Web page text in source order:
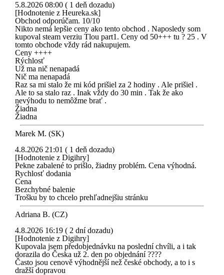
5.8.2026 08:00 ( 1 deň dozadu)
[Hodnotenie z Heureka.sk]
Obchod odporúčam. 10/10
Nikto nemá lepšie ceny ako tento obchod . Naposledy som
kupoval steam verziu Tlou part1. Ceny od 50+++ tu ? 25 . V
tomto obchode vždy rád nakupujem.
Ceny ++++
Rýchlosť
Už ma nič nenapadá
Nič ma nenapadá
Raz sa mi stalo že mi kód prišiel za 2 hodiny . Ale prišiel .
Ale to sa stalo raz . Inak vždy do 30 min . Tak že ako
nevýhodu to nemôžme brať .
Žiadna
Žiadna
Marek M. (SK)
4.8.2026 21:01 ( 1 deň dozadu)
[Hodnotenie z Digihry]
Pekne zabalené to prišlo, žiadny problém. Cena výhodná.
Rychlosť dodania
Cena
Bezchybné balenie
Trošku by to chcelo prehľadnejšiu stránku
Adriana B. (CZ)
4.8.2026 16:19 ( 2 dní dozadu)
[Hodnotenie z Digihry]
Kupovala jsem předobjednávku na poslední chvíli, a i tak
dorazila do Česka už 2. den po objednání ????
Často jsou cenově výhodnější než české obchody, a to i s
dražší dopravou